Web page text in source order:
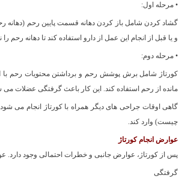
• مرحله اول:
گشاد کردن شامل باز کردن دهانه قسمت پایین رحم (دهانه
و یا قبل از انجام این عمل از دارو استفاده کند تا دهانه رحم
• مرحله دوم:
کورتاژ شامل برش پوشش رحم و برداشتن محتویات رحم
مانده از رحم استفاده کند. این کار باعث گرفتگی عضلات
گاهی اوقات جراحی های دیگر همراه با کورتاژ انجام
چیست) وارد کند.
عوارض انجام کورتاژ
پس از کورتاژ، عوارض جانبی و خطرات احتمالی وجود دارد.
گرفتگی